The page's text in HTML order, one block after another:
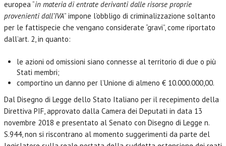
europea “in materia di entrate derivanti dalle risorse proprie
provenienti dall’IVA” impone l’obbligo di criminalizzazione soltanto
per le fattispecie che vengano considerate “gravi”, come riportato
dall’art. 2, in quanto:
le azioni od omissioni siano connesse al territorio di due o più
Stati membri;
comportino un danno per l’Unione di almeno € 10.000.000,00.
Dal Disegno di Legge dello Stato Italiano per il recepimento della
Direttiva PIF, approvato dalla Camera dei Deputati in data 13
novembre 2018 e presentato al Senato con Disegno di Legge n.
S.944, non si riscontrano al momento suggerimenti da parte del